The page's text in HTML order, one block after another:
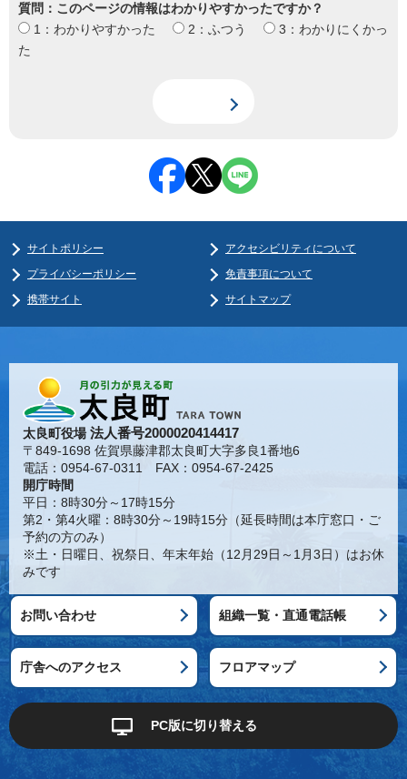
質問：このページの情報はわかりやすかったですか？
1：わかりやすかった
2：ふつう
3：わかりにくかっ
た
サイトポリシー
アクセシビリティについて
プライバシーポリシー
免責事項について
携帯サイト
サイトマップ
太良町役場法人番号2000020414417
〒849-1698 佐賀県藤津郡太良町大字多良1番地6
電話：0954-67-0311 FAX：0954-67-2425
開庁時間
平日：8時30分～17時15分
第2・第4火曜：8時30分～19時15分（延長時間は本庁窓口・ご
予約の方のみ）
※土・日曜日、祝祭日、年末年始（12月29日～1月3日）はお休
みです
お問い合わせ 組織一覧・直通電話帳
庁舎へのアクセス フロアマップ
PC版に切り替える